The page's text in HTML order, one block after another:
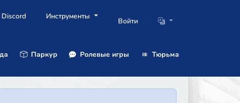
Discord Инструменты
Войти
Паркур Ролевые игры
Тюрьма